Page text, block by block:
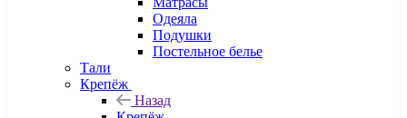
Одеяла
Подушки
Постельное белье
Тали
Крепёж
Назад